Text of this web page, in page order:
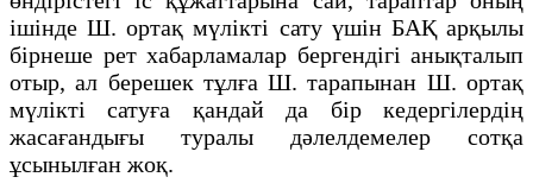
ішінде Ш. ортақ мүлікті сату үшін БАҚ арқылы
бірнеше рет хабарламалар бергендігі анықталып
отыр, ал берешек тұлға Ш. тарапынан Ш. ортақ
мүлікті сатуға қандай да бір кедергілердің
жасағандығы туралы дәлелдемелер сотқа
ұсынылған жоқ.